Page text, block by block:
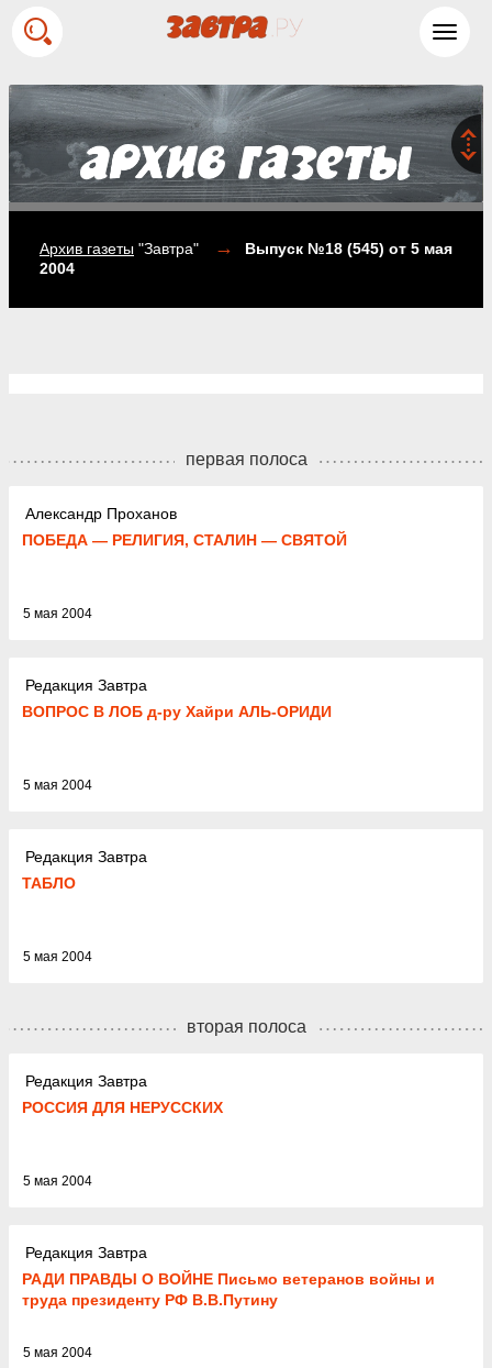
Архив газеты "Завтра" → Выпуск №18 (545) от 5 мая
2004
первая полоса
Александр Проханов
ПОБЕДА — РЕЛИГИЯ, СТАЛИН — СВЯТОЙ
5 мая 2004
Редакция Завтра
ВОПРОС В ЛОБ д-ру Хайри АЛЬ-ОРИДИ
5 мая 2004
Редакция Завтра
ТАБЛО
5 мая 2004
вторая полоса
Редакция Завтра
РОССИЯ ДЛЯ НЕРУССКИХ
5 мая 2004
Редакция Завтра
РАДИ ПРАВДЫ О ВОЙНЕ Письмо ветеранов войны и
труда президенту РФ В.В.Путину
5 мая 2004